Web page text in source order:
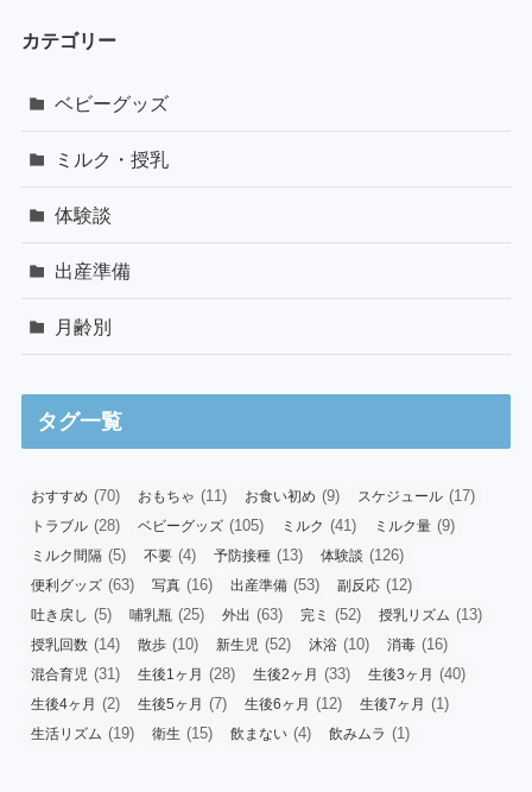
カテゴリー
ベビーグッズ
ミルク・授乳
体験談
出産準備
月齢別
タグ一覧
おすすめ (70) おもちゃ (11) お食い初め (9) スケジュール (17)
トラブル (28) ベビーグッズ (105) ミルク (41) ミルク量 (9)
ミルク間隔 (5) 不要 (4) 予防接種 (13) 体験談 (126)
便利グッズ (63) 写真 (16) 出産準備 (53) 副反応 (12)
吐き戻し (5) 哺乳瓶 (25) 外出 (63) 完ミ (52) 授乳リズム (13)
授乳回数 (14) 散歩 (10) 新生児 (52) 沐浴 (10) 消毒 (16)
混合育児 (31) 生後1ヶ月 (28) 生後2ヶ月 (33) 生後3ヶ月 (40)
生後4ヶ月 (2) 生後5ヶ月 (7) 生後6ヶ月 (12) 生後7ヶ月 (1)
生活リズム (19) 衛生 (15) 飲まない (4) 飲みムラ (1)